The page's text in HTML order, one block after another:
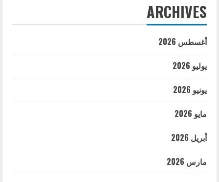
ARCHIVES
أغسطس 2026
يوليو 2026
يونيو 2026
مايو 2026
أبريل 2026
مارس 2026